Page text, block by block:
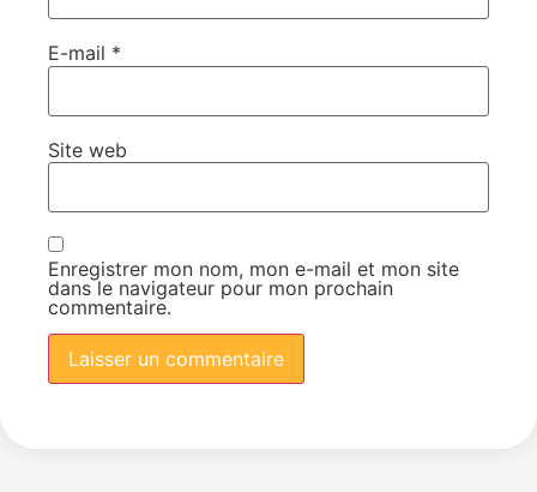
E-mail *
Site web
Enregistrer mon nom, mon e-mail et mon site
dans le navigateur pour mon prochain
commentaire.